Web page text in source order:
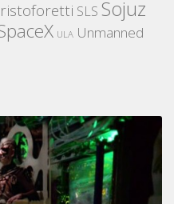
SLS Sojuz
ULA Unmanned